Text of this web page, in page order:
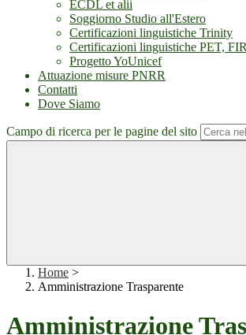
ECDL et alii
Soggiorno Studio all'Estero
Certificazioni linguistiche Trinity
Certificazioni linguistiche PET,
Progetto YoUnicef
Attuazione misure PNRR
Contatti
Dove Siamo
Campo di ricerca per le pagine del sito
Home >
Amministrazione Trasparente
Amministrazione